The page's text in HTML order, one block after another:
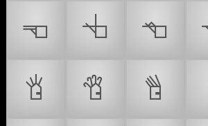
𝠿
𝡀 𝡁
𝡄
𝡅 𝡆